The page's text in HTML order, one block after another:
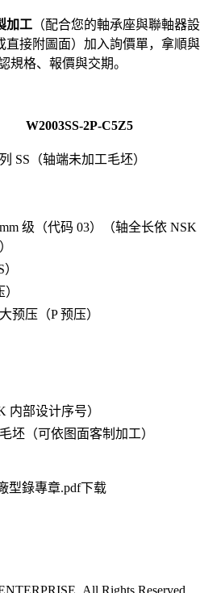
加工 （配合您的軸承座與聯軸器設
直接附圖面）加入詢價單，拿順與
規格、報價與交期。
W2003SS-2P-C5Z5
SS（轴端未加工毛坯）
级（代码 03）（轴全长依 NSK
预压（P 预压）
内部设计序号）
坯（可依图面客制加工）
型錄專章.pdf下载
.All Rights Reserved.